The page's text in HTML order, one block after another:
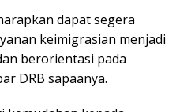
dapat segera
keimigrasian menjadi
berorientasi pada
DRB sapaanya.